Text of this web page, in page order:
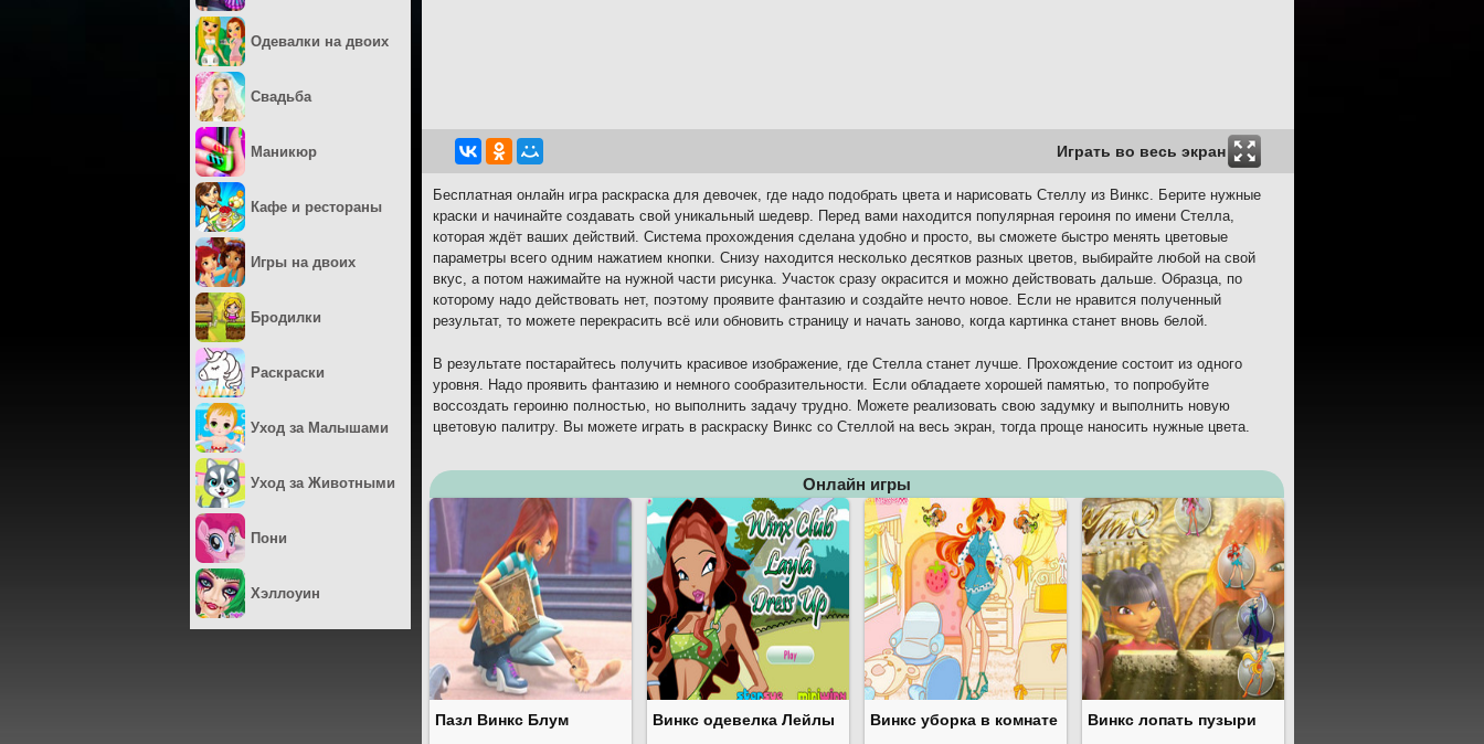
Играть во весь экран
Бесплатная онлайн игра раскраска для девочек, где надо подобрать цвета и нарисовать Стеллу из Винкс. Берите нужные
краски и начинайте создавать свой уникальный шедевр. Перед вами находится популярная героиня по имени Стелла,
которая ждёт ваших действий. Система прохождения сделана удобно и просто, вы сможете быстро менять цветовые
параметры всего одним нажатием кнопки. Снизу находится несколько десятков разных цветов, выбирайте любой на свой
вкус, а потом нажимайте на нужной части рисунка. Участок сразу окрасится и можно действовать дальше. Образца, по
которому надо действовать нет, поэтому проявите фантазию и создайте нечто новое. Если не нравится полученный
результат, то можете перекрасить всё или обновить страницу и начать заново, когда картинка станет вновь белой.
В результате постарайтесь получить красивое изображение, где Стелла станет лучше. Прохождение состоит из одного
уровня. Надо проявить фантазию и немного сообразительности. Если обладаете хорошей памятью, то попробуйте
воссоздать героиню полностью, но выполнить задачу трудно. Можете реализовать свою задумку и выполнить новую
цветовую палитру. Вы можете играть в раскраску Винкс со Стеллой на весь экран, тогда проще наносить нужные цвета.
Онлайн игры
Пазл Винкс Блум Винкс одевелка Лейлы Винкс уборка в комнате Винкс лопать пузыри
Одевалки на двоих
Свадьба
Маникюр
Кафе и рестораны
Игры на двоих
Бродилки
Раскраски
Уход за Малышами
Уход за Животными
Пони
Хэллоуин